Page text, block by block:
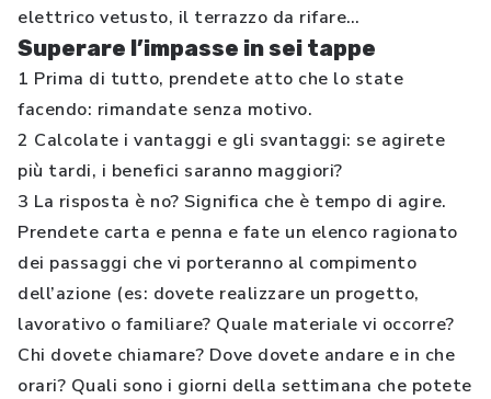
elettrico vetusto, il terrazzo da rifare…
Superare l’impasse in sei tappe
1 Prima di tutto, prendete atto che lo state
facendo: rimandate senza motivo.
2 Calcolate i vantaggi e gli svantaggi: se agirete
più tardi, i benefici saranno maggiori?
3 La risposta è no? Significa che è tempo di agire.
Prendete carta e penna e fate un elenco ragionato
dei passaggi che vi porteranno al compimento
dell’azione (es: dovete realizzare un progetto,
lavorativo o familiare? Quale materiale vi occorre?
Chi dovete chiamare? Dove dovete andare e in che
orari? Quali sono i giorni della settimana che potete